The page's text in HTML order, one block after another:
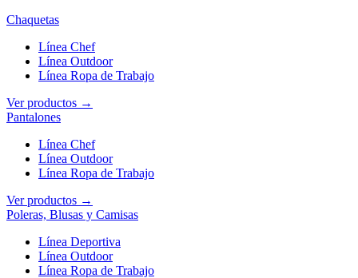
Chaquetas
Línea Chef
Línea Outdoor
Línea Ropa de Trabajo
Ver productos →
Pantalones
Línea Chef
Línea Outdoor
Línea Ropa de Trabajo
Ver productos →
Poleras, Blusas y Camisas
Línea Deportiva
Línea Outdoor
Línea Ropa de Trabajo